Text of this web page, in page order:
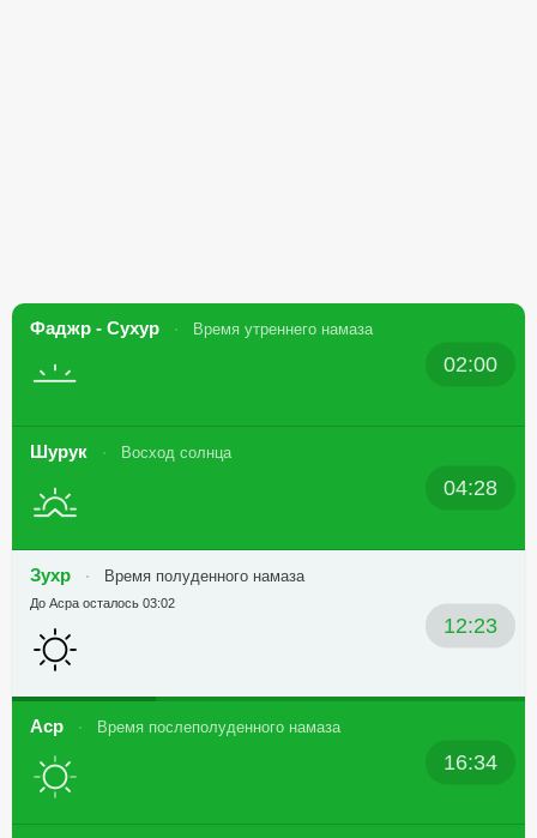
Фаджр - Сухур Время утреннего намаза
02:00
Шурук Восход солнца
04:28
Зухр Время полуденного намаза
12:23
До Асра осталось 03:02
Аср Время послеполуденного намаза
16:34